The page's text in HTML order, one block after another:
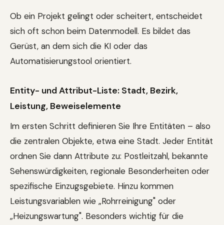
Ob ein Projekt gelingt oder scheitert, entscheidet
sich oft schon beim Datenmodell. Es bildet das
Gerüst, an dem sich die KI oder das
Automatisierungstool orientiert.
Entity- und Attribut-Liste: Stadt, Bezirk,
Leistung, Beweiselemente
Im ersten Schritt definieren Sie Ihre Entitäten – also
die zentralen Objekte, etwa eine Stadt. Jeder Entität
ordnen Sie dann Attribute zu: Postleitzahl, bekannte
Sehenswürdigkeiten, regionale Besonderheiten oder
spezifische Einzugsgebiete. Hinzu kommen
Leistungsvariablen wie „Rohrreinigung" oder
„Heizungswartung". Besonders wichtig für die